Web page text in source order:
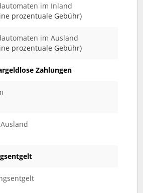
im Inland
prozentuale Gebühr)
im Ausland
prozentuale Gebühr)
Zahlungen